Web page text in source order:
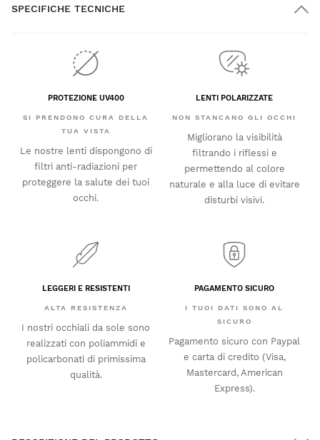
SPECIFICHE TECNICHE
PROTEZIONE UV400
SI PRENDONO CURA DELLA
TUA VISTA
Le nostre lenti dispongono di
filtri anti-radiazioni per
proteggere la salute dei tuoi
occhi.
LENTI POLARIZZATE
NON STANCANO GLI OCCHI
Migliorano la visibilità
filtrando i riflessi e
permettendo al colore
naturale e alla luce di evitare
disturbi visivi.
LEGGERI E RESISTENTI
ALTA RESISTENZA
I nostri occhiali da sole sono
realizzati con poliammidi e
policarbonati di primissima
qualità.
PAGAMENTO SICURO
I TUOI DATI SONO AL
SICURO
Pagamento sicuro con Paypal
e carta di credito (Visa,
Mastercard, American
Express).